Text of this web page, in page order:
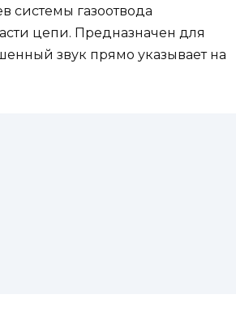
системы газоотвода
цепи. Предназначен для
звук прямо указывает на